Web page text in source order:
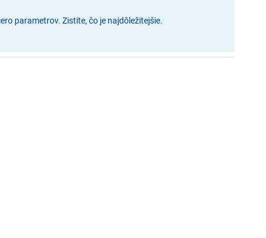
parametrov. Zistite, čo je najdôležitejšie.